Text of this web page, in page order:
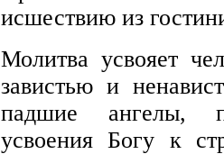
исшествию из
Молитва усвояет
завистью и
падшие ангелы,
усвоения Богу к